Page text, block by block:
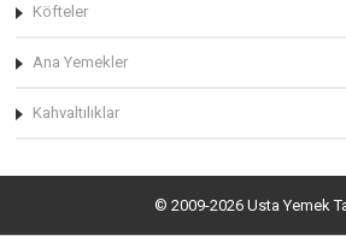
Köfteler
Ana Yemekler
Kahvaltılıklar
© 2009-2026 Usta Yemek